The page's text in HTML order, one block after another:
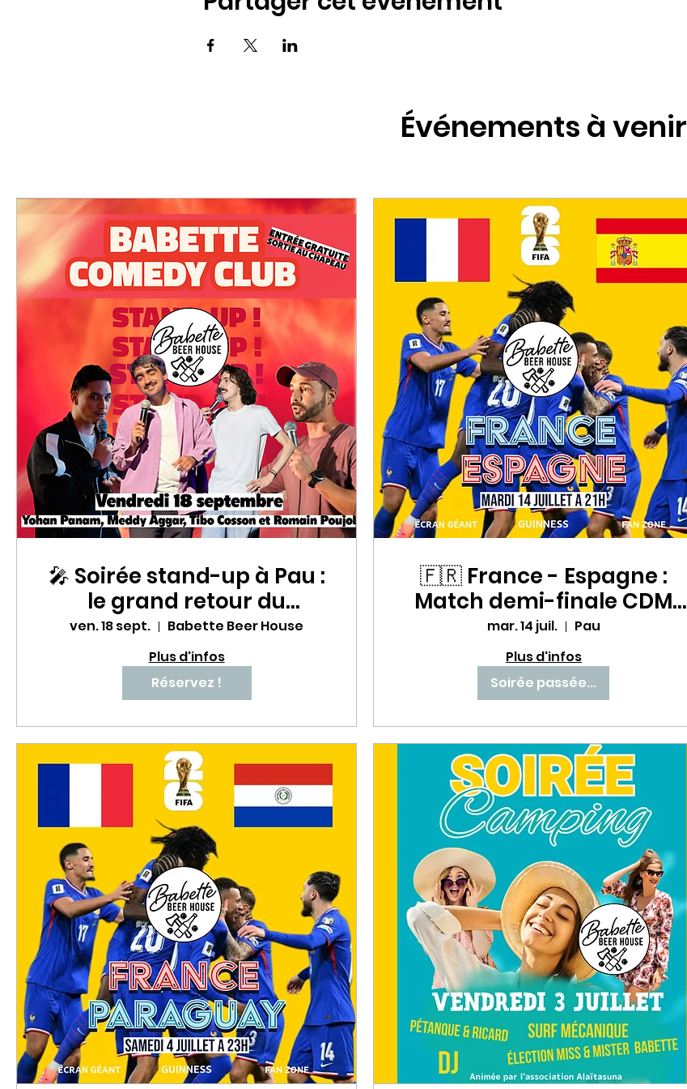
Événements à venir
🎤 Soirée stand-up à Pau :
le grand retour du
Babette Comedy Club !
ven. 18 sept.
Babette Beer House
Plus d'infos
Réservez !
🇫🇷 France - Espagne :
Match demi-finale CDM
un choc à ne pas
manquer au Babette Beer
House ! ⚽🔥
mar. 14 juil.
Pau
Plus d'infos
Soirée passée...